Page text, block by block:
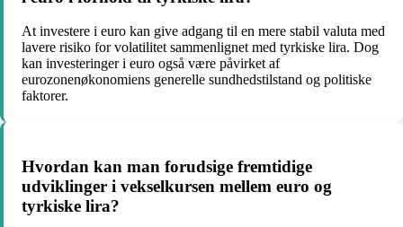
At investere i euro kan give adgang til en mere stabil valuta med
lavere risiko for volatilitet sammenlignet med tyrkiske lira. Dog
kan investeringer i euro også være påvirket af
eurozonenøkonomiens generelle sundhedstilstand og politiske
faktorer.
Hvordan kan man forudsige fremtidige
udviklinger i vekselkursen mellem euro og
tyrkiske lira?